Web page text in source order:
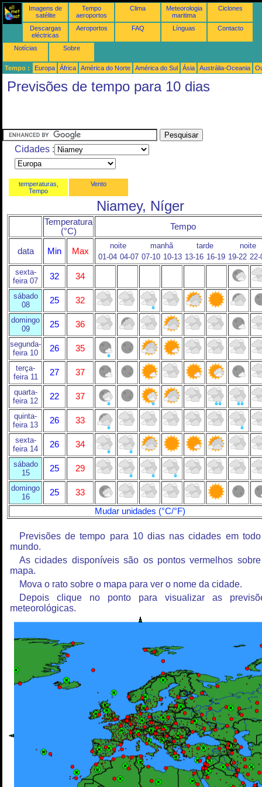
Imagens de
satélite
Tempo
aeroportos
Clima
Meteorologia
maritima
Ciclones
Descargas
eléctricas
Aeroportos FAQ Línguas Contacto
Notícias Sobre
Tempo : Europa África América do Norte América do Sul Ásia Austrália-Oceania
Previsões de tempo para 10 dias
Cidades :
temperaturas,
Tempo
Vento
Niamey, Níger
Temperatura
(°C)
Tempo
data Min Max
noite manhã tarde
noite
01-04 04-07 07-10 10-13 13-16 16-19 19-22 22-
sexta-
feira 07
32 34
sábado
08
25 32
domingo
09
25 36
segunda-
feira 10
26 35
terça-
feira 11
27 37
quarta-
feira 12
22 37
quinta-
feira 13
26 33
sexta-
feira 14
26 34
sábado
15
25 29
domingo
16
25
33
Mudar unidades (°C/°F)
Previsões de tempo para 10 dias nas cidades em
mundo.
As cidades disponíveis são os pontos vermelhos
mapa.
Mova o rato sobre o mapa para ver o nome da cidade.
Depois clique no ponto para visualizar as
meteorológicas.